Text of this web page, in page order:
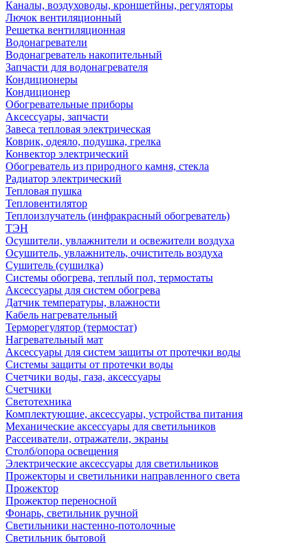
Каналы, воздуховоды, кроншетйны, регуляторы
Лючок вентиляционный
Решетка вентиляционная
Водонагреватели
Водонагреватель накопительный
Запчасти для водонагревателя
Кондиционеры
Кондиционер
Обогревательные приборы
Аксессуары, запчасти
Завеса тепловая электрическая
Коврик, одеяло, подушка, грелка
Конвектор электрический
Обогреватель из природного камня, стекла
Радиатор электрический
Тепловая пушка
Тепловентилятор
Теплоизлучатель (инфракрасный обогреватель)
ТЭН
Осушители, увлажнители и освежители воздуха
Осушитель, увлажнитель, очиститель воздуха
Сушитель (сушилка)
Системы обогрева, теплый пол, термостаты
Аксессуары для систем обогрева
Датчик температуры, влажности
Кабель нагревательный
Терморегулятор (термостат)
Нагревательный мат
Аксессуары для систем защиты от протечки воды
Системы защиты от протечки воды
Счетчики воды, газа, аксессуары
Счетчики
Светотехника
Комплектующие, аксессуары, устройства питания
Механические аксессуары для светильников
Рассеиватели, отражатели, экраны
Столб/опора освещения
Электрические аксессуары для светильников
Прожекторы и светильники направленного света
Прожектор
Прожектор переносной
Фонарь, светильник ручной
Светильники настенно-потолочные
Светильник бытовой